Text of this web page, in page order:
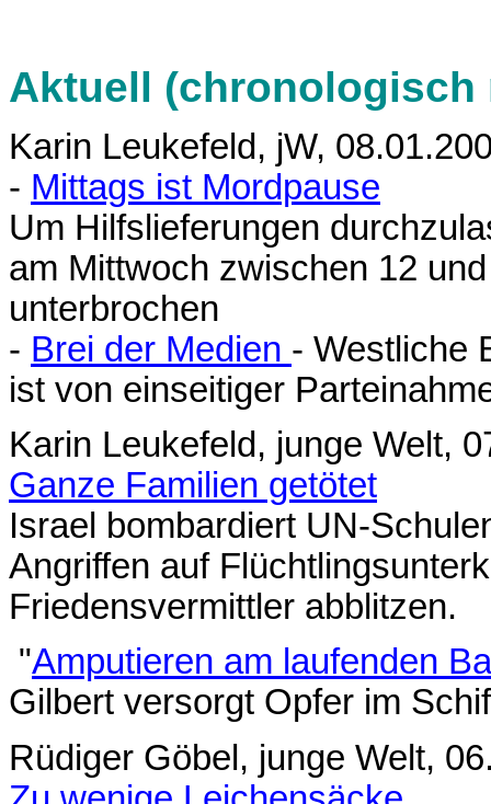
Aktuell (chronologisch
Karin Leukefeld, jW,
- Mittags ist Mordpause
Um Hilfslieferungen
am Mittwoch zwischen 12
unterbrochen
- Brei der Medien - Westliche
ist von einseitiger
Karin Leukefeld, junge Welt,
Ganze Familien getötet
Israel bombardiert UN-
Angriffen auf
Friedensvermittler abblitzen.
"Amputieren am laufenden
Gilbert versorgt Opfer im
Rüdiger Göbel, junge Welt,